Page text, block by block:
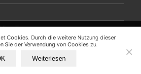
– Teams
Sie der Verwendung von Cookies zu.
zulassen Einstellungen
Cookies. Durch die weitere Nutzung dieser
Sie der Verwendung von Cookies zu.
Weiterlesen